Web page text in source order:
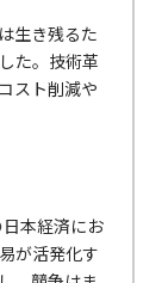
生き残るた
た。技術革
スト削減や
本経済にお
が活発化す